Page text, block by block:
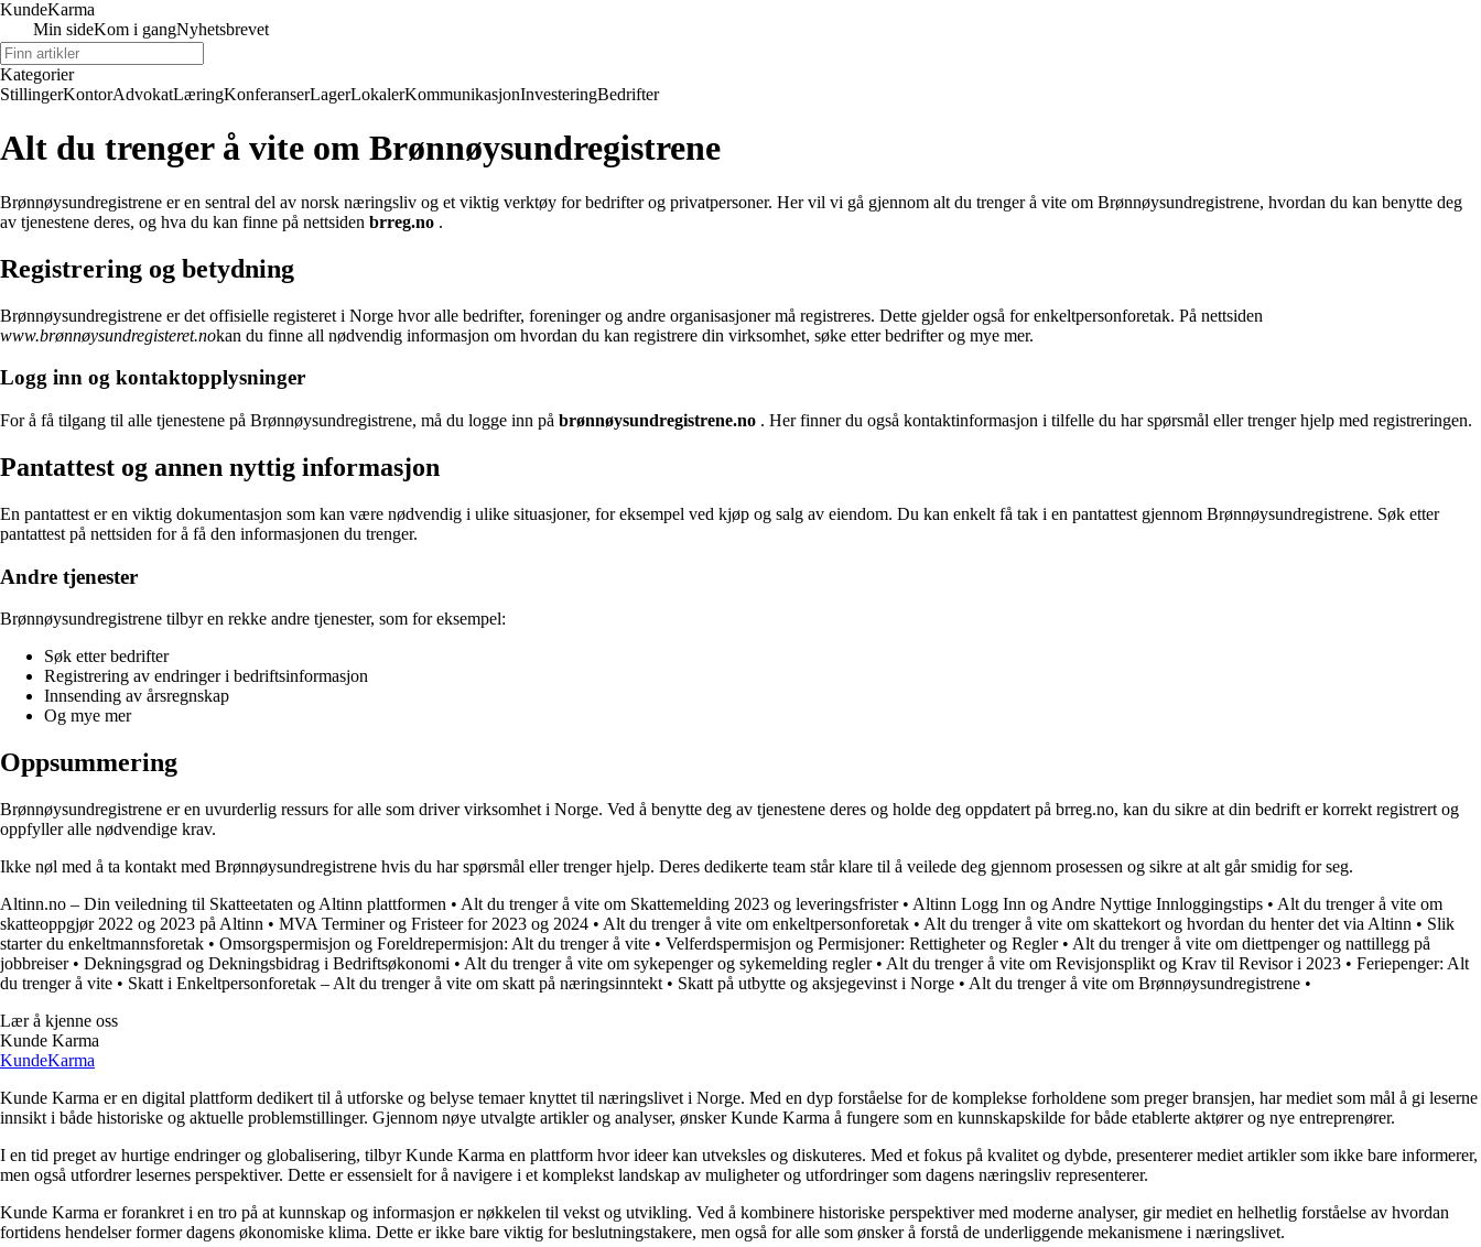
KundeKarma
Min sideKom i gangNyhetsbrevet
Kategorier
StillingerKontorAdvokatLæringKonferanserLagerLokalerKommunikasjonInvesteringBedrifter
Alt du trenger å vite om Brønnøysundregistrene
Brønnøysundregistrene er en sentral del av norsk næringsliv og et viktig verktøy for bedrifter og privatpersoner. Her vil vi gå gjennom alt du trenger å vite om Brønnøysundregistrene, hvordan du kan benytte deg
av tjenestene deres, og hva du kan finne på nettsiden brreg.no .
Registrering og betydning
Brønnøysundregistrene er det offisielle registeret i Norge hvor alle bedrifter, foreninger og andre organisasjoner må registreres. Dette gjelder også for enkeltpersonforetak. På nettsiden
www.brønnøysundregisteret.nokan du finne all nødvendig informasjon om hvordan du kan registrere din virksomhet, søke etter bedrifter og mye mer.
Logg inn og kontaktopplysninger
For å få tilgang til alle tjenestene på Brønnøysundregistrene, må du logge inn på brønnøysundregistrene.no . Her finner du også kontaktinformasjon i tilfelle du har spørsmål eller trenger hjelp med registreringen.
Pantattest og annen nyttig informasjon
En pantattest er en viktig dokumentasjon som kan være nødvendig i ulike situasjoner, for eksempel ved kjøp og salg av eiendom. Du kan enkelt få tak i en pantattest gjennom Brønnøysundregistrene. Søk etter
pantattest på nettsiden for å få den informasjonen du trenger.
Andre tjenester
Brønnøysundregistrene tilbyr en rekke andre tjenester, som for eksempel:
Søk etter bedrifter
Registrering av endringer i bedriftsinformasjon
Innsending av årsregnskap
Og mye mer
Oppsummering
Brønnøysundregistrene er en uvurderlig ressurs for alle som driver virksomhet i Norge. Ved å benytte deg av tjenestene deres og holde deg oppdatert på brreg.no, kan du sikre at din bedrift er korrekt registrert og
oppfyller alle nødvendige krav.
Ikke nøl med å ta kontakt med Brønnøysundregistrene hvis du har spørsmål eller trenger hjelp. Deres dedikerte team står klare til å veilede deg gjennom prosessen og sikre at alt går smidig for seg.
Altinn.no – Din veiledning til Skatteetaten og Altinn plattformen • Alt du trenger å vite om Skattemelding 2023 og leveringsfrister• Altinn Logg Inn og Andre Nyttige Innloggingstips • Alt du trenger å vite om
skatteoppgjør 2022 og 2023 på Altinn • MVA Terminer og Fristeer for 2023 og 2024 • Alt du trenger å vite om enkeltpersonforetak • Alt du trenger å vite om skattekort og hvordan du henter det via Altinn • Slik
starter du enkeltmannsforetak • Omsorgspermisjon og Foreldrepermisjon: Alt du trenger å vite • Velferdspermisjon og Permisjoner: Rettigheter og Regler• Alt du trenger å vite om diettpenger og nattillegg på
jobbreiser• Dekningsgrad og Dekningsbidrag i Bedriftsøkonomi • Alt du trenger å vite om sykepenger og sykemelding regler• Alt du trenger å vite om Revisjonsplikt og Krav til Revisor i 2023 • Feriepenger: Alt
du trenger å vite • Skatt i Enkeltpersonforetak – Alt du trenger å vite om skatt på næringsinntekt • Skatt på utbytte og aksjegevinst i Norge • Alt du trenger å vite om Brønnøysundregistrene •
Lær å kjenne oss
Kunde Karma
KundeKarma
Kunde Karma er en digital plattform dedikert til å utforske og belyse temaer knyttet til næringslivet i Norge. Med en dyp forståelse for de komplekse forholdene som preger bransjen, har mediet som mål å gi leserne
innsikt i både historiske og aktuelle problemstillinger. Gjennom nøye utvalgte artikler og analyser, ønsker Kunde Karma å fungere som en kunnskapskilde for både etablerte aktører og nye entreprenører.
I en tid preget av hurtige endringer og globalisering, tilbyr Kunde Karma en plattform hvor ideer kan utveksles og diskuteres. Med et fokus på kvalitet og dybde, presenterer mediet artikler som ikke bare informerer,
men også utfordrer lesernes perspektiver. Dette er essensielt for å navigere i et komplekst landskap av muligheter og utfordringer som dagens næringsliv representerer.
Kunde Karma er forankret i en tro på at kunnskap og informasjon er nøkkelen til vekst og utvikling. Ved å kombinere historiske perspektiver med moderne analyser, gir mediet en helhetlig forståelse av hvordan
fortidens hendelser former dagens økonomiske klima. Dette er ikke bare viktig for beslutningstakere, men også for alle som ønsker å forstå de underliggende mekanismene i næringslivet.